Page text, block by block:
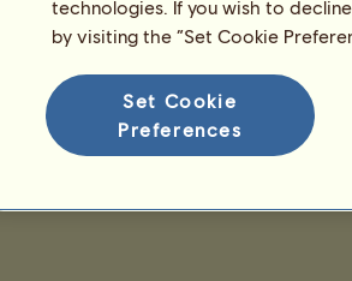
technologies. If you wish to
by visiting the “Set Cookie
Set Cookie
Preferences